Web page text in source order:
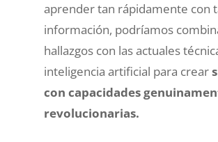
aprender tan rápidamente con
información, podríamos
hallazgos con las actuales
inteligencia artificial para crear
con capacidades
revolucionarias.